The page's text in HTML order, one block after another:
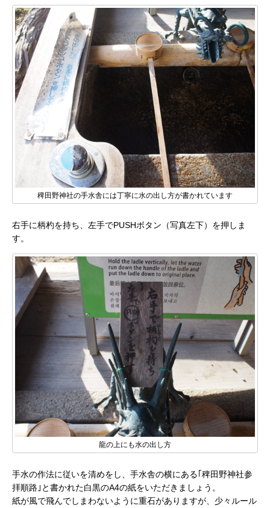
稗田野神社の手水舎には丁寧に水の出し方が書かれています
右手に柄杓を持ち、左手でPUSHボタン（写真左下）を押しま
す。
龍の上にも水の出し方
手水の作法に従いを清めをし、手水舎の横にある｢稗田野神社参
拝順路｣と書かれた白黒のA4の紙をいただきましょう。
紙が風で飛んでしまわないように重石がありますが、少々ルール